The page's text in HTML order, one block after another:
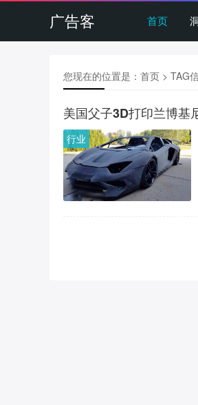
广告客 首页
您现在的位置是： 首页 > TAG
美国父子3D打印兰博基
行业